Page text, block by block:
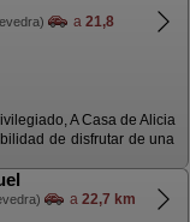
a 21,8
A Casa de Alicia
de disfrutar de una
a 22,7 km